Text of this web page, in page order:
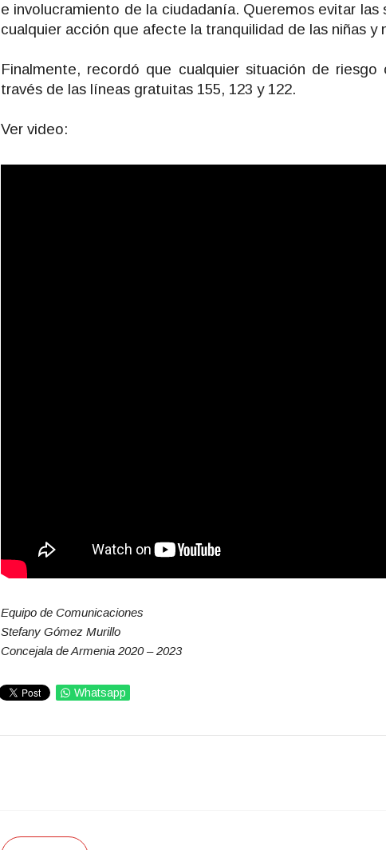
e involucramiento de la ciudadanía. Queremos evitar
cualquier acción que afecte la tranquilidad de las niñas y
Finalmente, recordó que cualquier situación de
través de las líneas gratuitas 155, 123 y 122.
Ver video:
Equipo de Comunicaciones
Stefany Gómez Murillo
Concejala de Armenia 2020 – 2023
Whatsapp